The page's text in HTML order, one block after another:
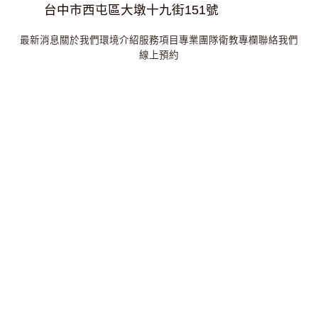
台中市西屯區大墩十九街151號
最新消息 關於我們環境介紹服務項目 專業團隊衛教專欄聯絡我們
線上預約